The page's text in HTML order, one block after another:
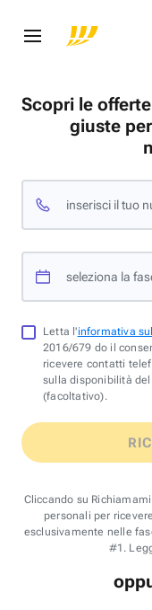
Scopri le
giuste
inserisci il tuo
seleziona la
Letta l'informativa
2016/679 do il
ricevere contatti
sulla disponibilità
(facoltativo).
Cliccando su
personali per
esclusivamente nelle
#1.